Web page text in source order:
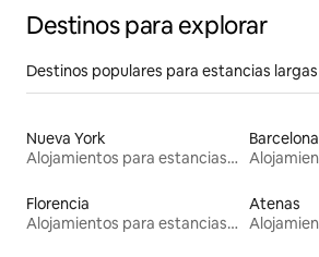
Destinos para explorar
Destinos populares para estancias largas
Nueva York
Alojamientos para estancias largas
Barcelona
Florencia
Alojamientos para estancias largas
Atenas